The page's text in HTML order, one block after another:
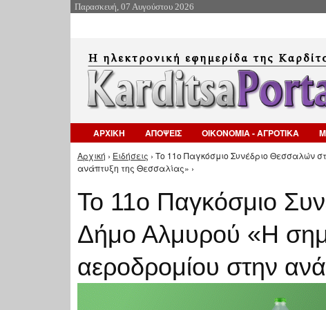
Παρασκευή, 07 Αυγούστου 2026
ΑΡΧΙΚΗ ΑΠΟΨΕΙΣ ΟΙΚΟΝΟΜΙΑ - ΑΓΡΟΤΙΚΑ
Είστε εδώ
Αρχική › Ειδήσεις › Το 11ο Παγκόσμιο Συνέδριο Θεσσαλών
ανάπτυξη της Θεσσαλίας» ›
Το 11ο Παγκόσμιο
Δήμο Αλμυρού «Η
αεροδρομίου στην